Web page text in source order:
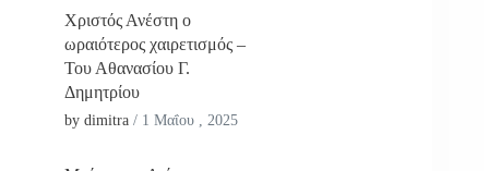
Χριστός Ανέστη ο
ωραιότερος χαιρετισμός –
Του Αθανασίου Γ.
Δημητρίου
by dimitra / 1 Μαΐου , 2025